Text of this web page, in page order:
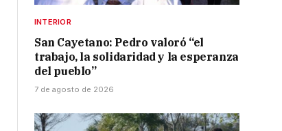
INTERIOR
San Cayetano: Pedro valoró “el
trabajo, la solidaridad y la esperanza
del pueblo”
7 de agosto de 2026